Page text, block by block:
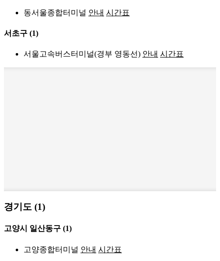
동서울종합터미널 안내 시간표
서초구 (1)
서울고속버스터미널(경부 영동선) 안내 시간표
경기도 (1)
고양시 일산동구 (1)
고양종합터미널 안내 시간표